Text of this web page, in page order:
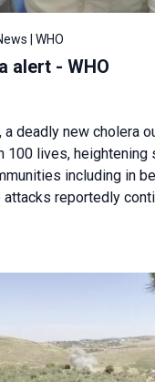
| WHO
alert - WHO
a deadly new cholera
100 lives, heightening
including in
reportedly